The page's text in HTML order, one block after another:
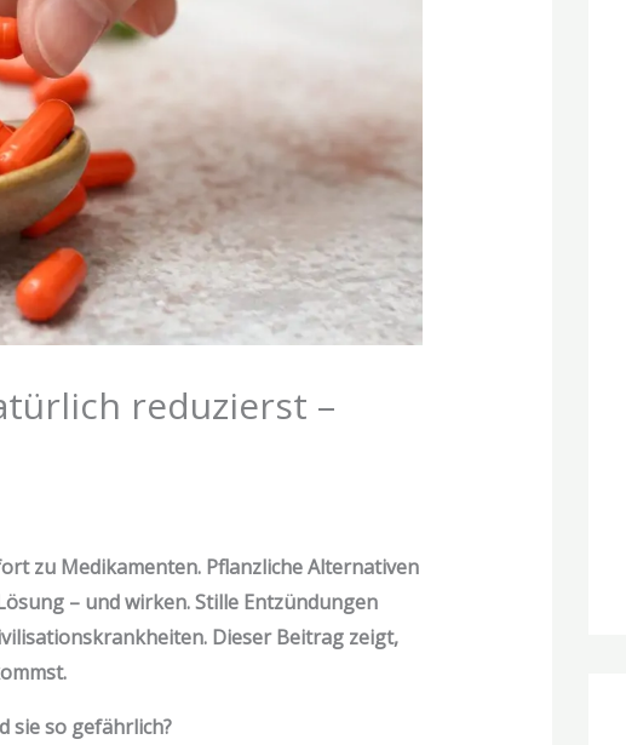
reduzierst –
zu Medikamenten. Pflanzliche Alternativen
– und wirken. Stille Entzündungen
Dieser Beitrag zeigt,
sie so gefährlich?